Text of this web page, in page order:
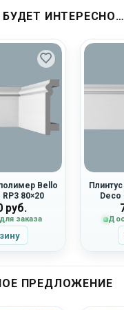
ИНТЕРЕСНО…
Bello
80×20
руб.
заказа
Deco
ПРЕДЛОЖЕНИЕ